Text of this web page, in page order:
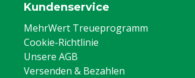
Kundenservice
MehrWert Treueprogramm
Cookie-Richtlinie
Unsere AGB
Versenden & Bezahlen